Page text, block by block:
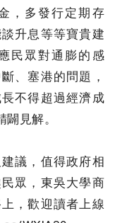
，多發行定期存
升息等等寶貴建
民眾對通膨的感
、塞港的問題，
不得超過經濟成
見解。
議，值得政府相
眾，東吳大學商
，歡迎讀者上線